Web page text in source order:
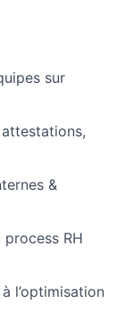
sur
&
RH
l’optimisation